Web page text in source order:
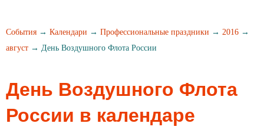
События → Календари → Профессиональные праздники → 2016 →
август → День Воздушного Флота России
День Воздушного Флота
России в календаре